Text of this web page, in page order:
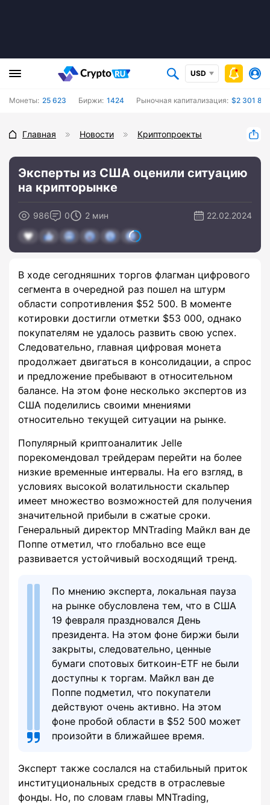
USD
Монеты: 25 623 Биржи: 1424 Рыночная капитализация: $2 301
Главная Новости Криптопроекты
Эксперты из США оценили ситуацию
на крипторынке
986 0 2 мин 22.02.2024
В ходе сегодняшних торгов флагман цифрового
сегмента в очередной раз пошел на штурм
области сопротивления $52 500. В моменте
котировки достигли отметки $53 000, однако
покупателям не удалось развить свою успех.
Следовательно, главная цифровая монета
продолжает двигаться в консолидации, а спрос
и предложение пребывают в относительном
балансе. На этом фоне несколько экспертов из
США поделились своими мнениями
относительно текущей ситуации на рынке.
Популярный криптоаналитик Jelle
порекомендовал трейдерам перейти на более
низкие временные интервалы. На его взгляд, в
условиях высокой волатильности скальпер
имеет множество возможностей для получения
значительной прибыли в сжатые сроки.
Генеральный директор MNTrading Майкл ван де
Поппе отметил, что глобально все еще
развивается устойчивый восходящий тренд.
По мнению эксперта, локальная пауза
на рынке обусловлена тем, что в США
19 февраля праздновался День
президента. На этом фоне биржи были
закрыты, следовательно, ценные
бумаги спотовых биткоин-ETF не были
доступны к торгам. Майкл ван де
Поппе подметил, что покупатели
действуют очень активно. На этом
фоне пробой области в $52 500 может
произойти в ближайшее время.
Эксперт также сослался на стабильный приток
институциональных средств в отраслевые
фонды. Но, по словам главы MNTrading,